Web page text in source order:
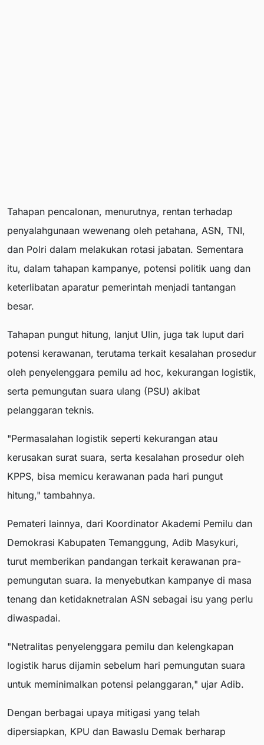
Tahapan pencalonan, menurutnya, rentan terhadap
penyalahgunaan wewenang oleh petahana, ASN, TNI,
dan Polri dalam melakukan rotasi jabatan. Sementara
itu, dalam tahapan kampanye, potensi politik uang dan
keterlibatan aparatur pemerintah menjadi tantangan
besar.
Tahapan pungut hitung, lanjut Ulin, juga tak luput dari
potensi kerawanan, terutama terkait kesalahan prosedur
oleh penyelenggara pemilu ad hoc, kekurangan logistik,
serta pemungutan suara ulang (PSU) akibat
pelanggaran teknis.
"Permasalahan logistik seperti kekurangan atau
kerusakan surat suara, serta kesalahan prosedur oleh
KPPS, bisa memicu kerawanan pada hari pungut
hitung," tambahnya.
Pemateri lainnya, dari Koordinator Akademi Pemilu dan
Demokrasi Kabupaten Temanggung, Adib Masykuri,
turut memberikan pandangan terkait kerawanan pra-
pemungutan suara. Ia menyebutkan kampanye di masa
tenang dan ketidaknetralan ASN sebagai isu yang perlu
diwaspadai.
"Netralitas penyelenggara pemilu dan kelengkapan
logistik harus dijamin sebelum hari pemungutan suara
untuk meminimalkan potensi pelanggaran," ujar Adib.
Dengan berbagai upaya mitigasi yang telah
dipersiapkan, KPU dan Bawaslu Demak berharap